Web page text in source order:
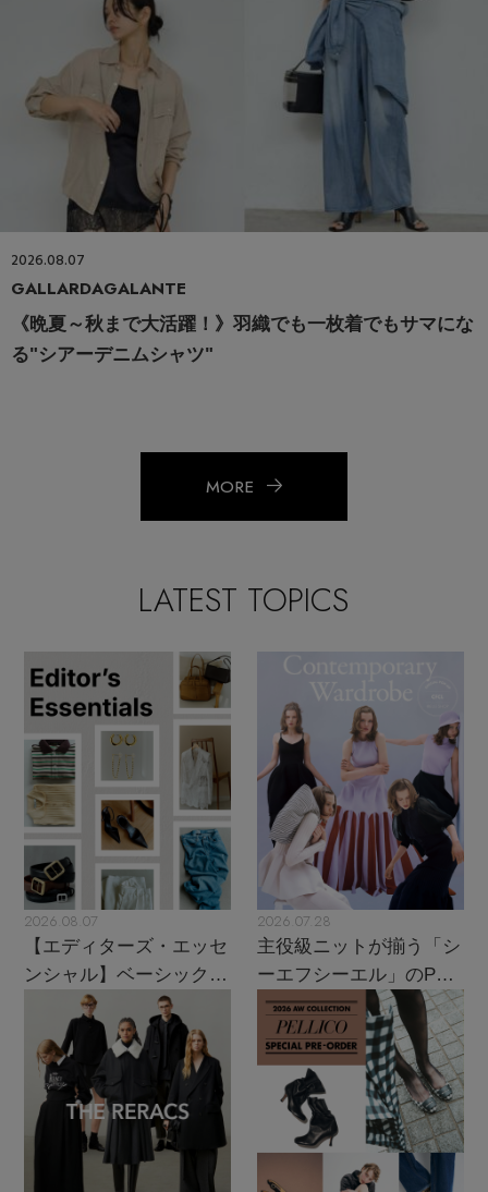
2026.08.07
GALLARDAGALANTE
《晩夏～秋まで大活躍！》羽織でも一枚着でもサマにな
る"シアーデニムシャツ"
MORE
LATEST TOPICS
2026.08.07
【エディターズ・エッセ
ンシャル】ベーシックと
トレンドが交差する16の
2026.07.28
主役級ニットが揃う「シ
ーエフシーエル」のPOP
UPがスタート